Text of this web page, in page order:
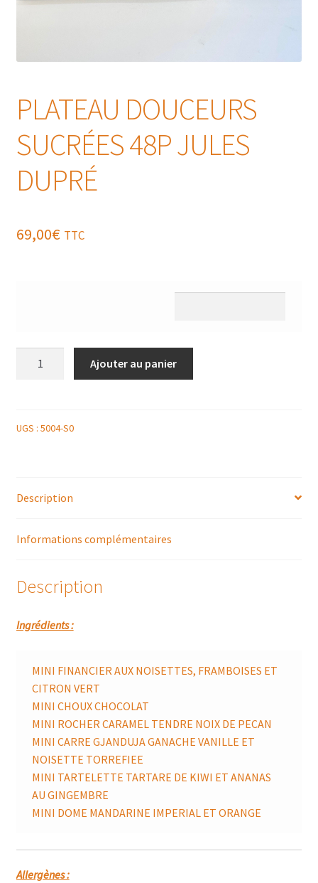
PLATEAU DOUCEURS
SUCRÉES 48P JULES
DUPRÉ
69,00€ TTC
SUCRÉES
Ajouter au panier
UGS : 5004-S0
Description
Informations complémentaires
Description
Ingrédients :
MINI FINANCIER AUX NOISETTES, FRAMBOISES ET
CITRON VERT
MINI CHOUX CHOCOLAT
MINI ROCHER CARAMEL TENDRE NOIX DE PECAN
MINI CARRE GJANDUJA GANACHE VANILLE ET
NOISETTE TORREFIEE
MINI TARTELETTE TARTARE DE KIWI ET ANANAS
AU GINGEMBRE
MINI DOME MANDARINE IMPERIAL ET ORANGE
Allergènes :